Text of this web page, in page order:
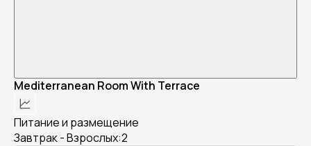
Mediterranean Room With Terrace
Питание и размещение
Завтрак - Взрослых:2